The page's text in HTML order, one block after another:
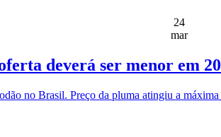
24
mar
deverá ser menor em
no Brasil. Preço da pluma atingiu a máxima